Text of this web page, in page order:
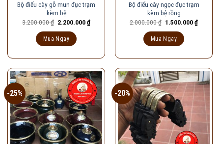
Bộ điếu cày gỗ mun đục trạm
kèm bệ
3.200.000₫ Giá
3.200.000 ₫.
2.200.000₫Giá
Mua Ngay
Bộ điếu cày ngọc đục trạm
kèm bệ rồng
2.000.000₫ Giá
2.000.000 ₫.
1.500.000₫Giá
Mua Ngay
-25% -20%